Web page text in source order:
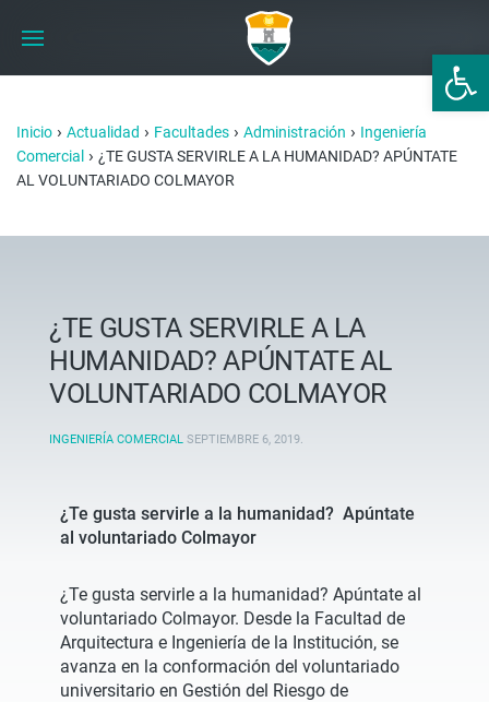
Abrir
Inicio › Actualidad › Facultades › Administración › Ingeniería
Comercial › ¿TE GUSTA SERVIRLE A LA HUMANIDAD? APÚNTATE
AL VOLUNTARIADO COLMAYOR
¿TE GUSTA SERVIRLE A LA
HUMANIDAD? APÚNTATE AL
VOLUNTARIADO COLMAYOR
INGENIERÍA COMERCIAL SEPTIEMBRE 6, 2019.
¿Te gusta servirle a la humanidad? Apúntate
al voluntariado Colmayor
¿Te gusta servirle a la humanidad? Apúntate al
voluntariado Colmayor. Desde la Facultad de
Arquitectura e Ingeniería de la Institución, se
avanza en la conformación del voluntariado
universitario en Gestión del Riesgo de